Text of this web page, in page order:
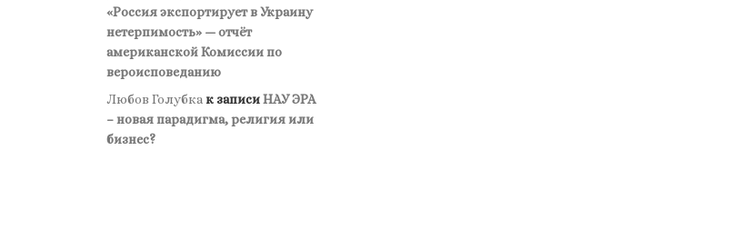
«Россия экспортирует в Украину
нетерпимость» — отчёт
американской Комиссии по
вероисповеданию
Любов Голубкак записиНАУ ЭРА
– новая парадигма, религия или
бизнес?